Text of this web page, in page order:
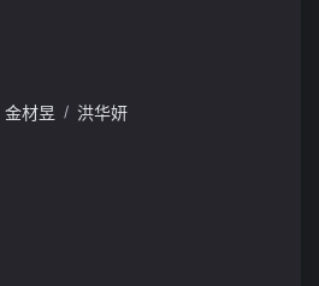
金材昱 / 洪华妍